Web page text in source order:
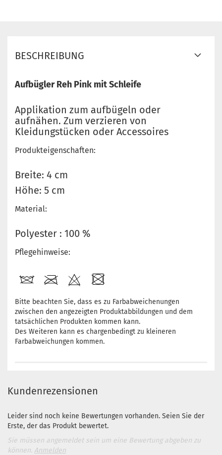
BESCHREIBUNG
Aufbügler Reh Pink mit Schleife
Applikation zum aufbügeln oder
aufnähen. Zum verzieren von
Kleidungstücken oder Accessoires
Produkteigenschaften:
Breite: 4 cm
Höhe: 5 cm
Material:
Polyester : 100 %
Pflegehinweise:
Bitte beachten Sie, dass es zu Farbabweichenungen
zwischen den angezeigten Produktabbildungen und dem
tatsächlichen Produkten kommen kann.
Des Weiteren kann es chargenbedingt zu kleineren
Farbabweichungen kommen.
Kundenrezensionen
Leider sind noch keine Bewertungen vorhanden. Seien Sie der
Erste, der das Produkt bewertet.
Sie müssen angemeldet sein um eine Bewertung abgeben zu
können. Anmelden